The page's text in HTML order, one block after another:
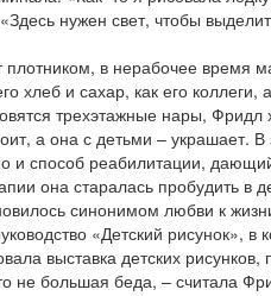
нужен свет, чтобы
в нерабочее время
хлеб и сахар, как его
трехэтажные нары, Фридл
а она с детьми – украшает.
и способ реабилитации,
она старалась пробудить в
синонимом любви к
«Детский рисунок», в
выставка детских
не большая беда, – считала